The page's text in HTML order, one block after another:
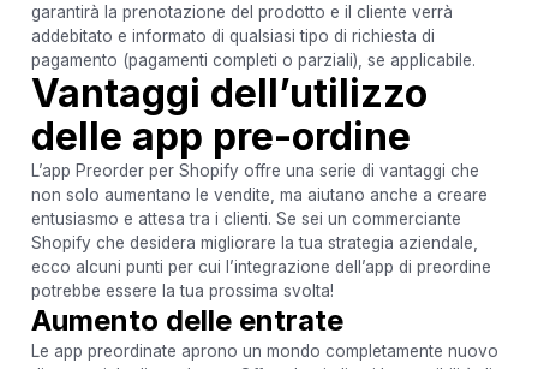
garantirà la prenotazione del prodotto e il cliente verrà
addebitato e informato di qualsiasi tipo di richiesta di
pagamento (pagamenti completi o parziali), se applicabile.
Vantaggi dell’utilizzo
delle app pre-ordine
L’app Preorder per Shopify offre una serie di vantaggi che
non solo aumentano le vendite, ma aiutano anche a creare
entusiasmo e attesa tra i clienti. Se sei un commerciante
Shopify che desidera migliorare la tua strategia aziendale,
ecco alcuni punti per cui l’integrazione dell’app di preordine
potrebbe essere la tua prossima svolta!
Aumento delle entrate
Le app preordinate aprono un mondo completamente nuovo